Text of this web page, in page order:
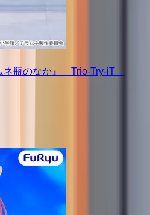
ネ瓶のなか』 Trio-Try-iT